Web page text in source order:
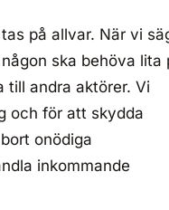
på allvar. När vi
ska behöva lita
till andra aktörer. Vi
och för att skydda
onödiga
inkommande